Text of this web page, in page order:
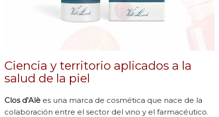
Ciencia y territorio aplicados a la
salud de la piel
Clos d’Alè es una marca de cosmética que nace de la
colaboración entre el sector del vino y el farmacéutico.